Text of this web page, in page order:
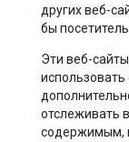
других веб-
бы
Эти веб-
отслеживать
содержимым,